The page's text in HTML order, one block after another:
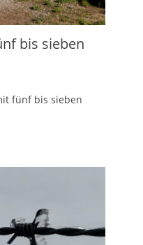
bis sieben
fünf bis sieben